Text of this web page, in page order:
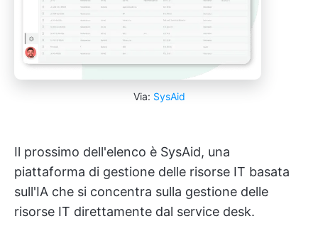
Via: SysAid
Il prossimo dell'elenco è SysAid, una
piattaforma di gestione delle risorse IT basata
sull'IA che si concentra sulla gestione delle
risorse IT direttamente dal service desk.